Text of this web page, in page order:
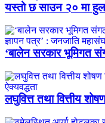
यस्तो छ साउन २० मा
‘बालेन सरकार भूमिगत
लघुवित्त तथा वित्तीय